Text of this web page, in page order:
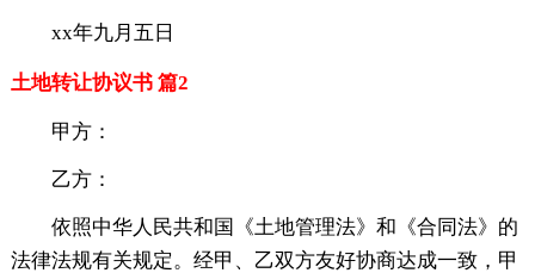
xx年九月五日
土地转让协议书 篇2
甲方：
乙方：
依照中华人民共和国《土地管理法》和《合同法》的
法律法规有关规定。经甲、乙双方友好协商达成一致，甲